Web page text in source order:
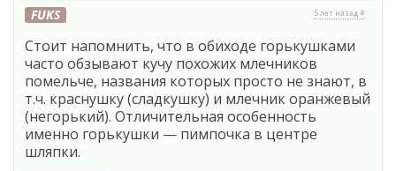
FUKS 5 лет назад #
Стоит напомнить, что в обиходе горькушками
часто обзывают кучу похожих млечников
помельче, названия которых просто не знают, в
т.ч. краснушку (сладкушку) и млечник оранжевый
(негорький). Отличительная особенность
именно горькушки — пимпочка в центре
шляпки.